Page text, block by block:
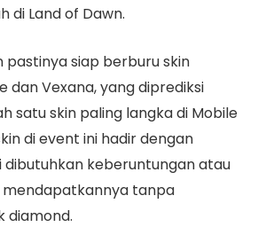
di Land of Dawn.
pastinya siap berburu skin
dan Vexana, yang diprediksi
satu skin paling langka di Mobile
di event ini hadir dengan
dibutuhkan keberuntungan atau
tanpa
diamond.